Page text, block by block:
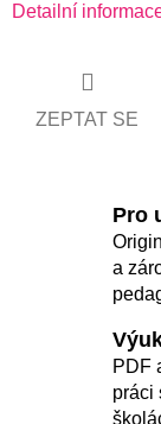
Detailní
ZEPTAT SE
Pro
a
PDF
práci